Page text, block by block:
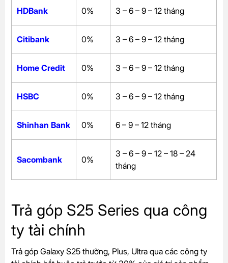
HDBank 0% 3 – 6 – 9 – 12 tháng
Citibank 0% 3 – 6 – 9 – 12 tháng
Home Credit 0% 3 – 6 – 9 – 12 tháng
HSBC 0% 3 – 6 – 9 – 12 tháng
Shinhan Bank 0% 6 – 9 – 12 tháng
Sacombank 0%
3 – 6 – 9 – 12 – 18 – 24
tháng
Trả góp S25 Series qua công
ty tài chính
Trả góp Galaxy S25 thường, Plus, Ultra qua các công ty